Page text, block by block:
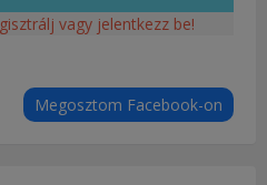
vagy jelentkezz be!
Megosztom Facebook-on